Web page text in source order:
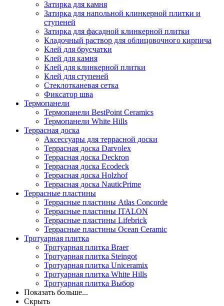
Затирка для камня
Затирка для напольной клинкерной плитки и
ступеней
Затирка для фасадной клинкерной плитки
Кладочный раствор для облицовочного кирпича
Клей для брусчатки
Клей для камня
Клей для клинкерной плитки
Клей для ступеней
Стеклотканевая сетка
Фиксатор шва
Термопанели
Термопанели BestPoint Ceramics
Термопанели White Hills
Террасная доска
Аксессуары для террасной доски
Террасная доска Darvolex
Террасная доска Deckron
Террасная доска Ecodeck
Террасная доска Holzhof
Террасная доска NauticPrime
Террасные пластины
Террасные пластины Atlas Concorde
Террасные пластины ITALON
Террасные пластины Lifebrick
Террасные пластины Ocean Ceramic
Тротуарная плитка
Тротуарная плитка Braer
Тротуарная плитка Steingot
Тротуарная плитка Uniceramix
Тротуарная плитка White Hills
Тротуарная плитка Выбор
Показать больше...
Скрыть